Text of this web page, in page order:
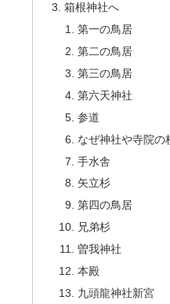
箱根神社へ
第一の鳥居
第二の鳥居
第三の鳥居
第六天神社
参道
なぜ神社や寺院の
手水舎
矢立杉
第四の鳥居
兄弟杉
曽我神社
本殿
九頭龍神社新宮